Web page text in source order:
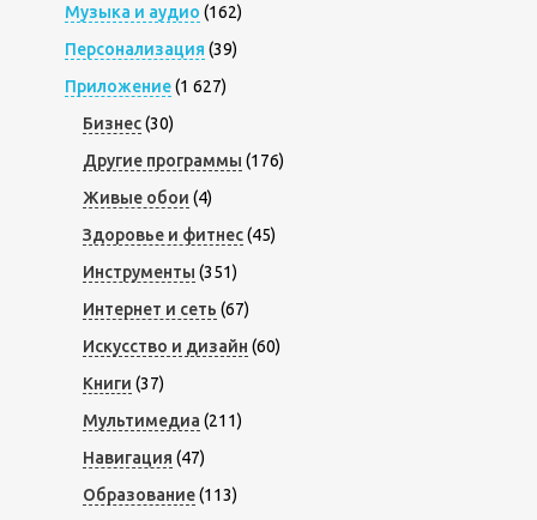
Музыка и аудио (162)
Персонализация (39)
Приложение(1 627)
Бизнес(30)
Другие программы (176)
Живые обои (4)
Здоровье и фитнес(45)
Инструменты (351)
Интернет и сеть (67)
Искусство и дизайн (60)
Книги (37)
Мультимедиа (211)
Навигация (47)
Образование(113)